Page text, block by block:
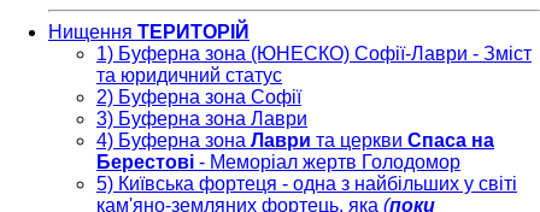
Нищення ТЕРИТОРІЙ
1) Буферна зона (ЮНЕСКО) Софії-Лаври - Зміст
та юридичний статус
2) Буферна зона Софії
3) Буферна зона Лаври
4) Буферна зона Лаври та церкви Спаса на
Берестові - Меморіал жертв Голодомор
5) Київська фортеця - одна з найбільших у світі
кам'яно-земляних фортець, яка (поки